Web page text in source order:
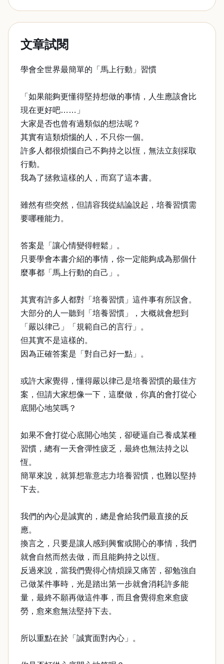
文章試閱
學會全世界最簡單的「馬上行動」習慣
「如果能夠更懂得堅持想做的事情，人生應該會比
現在更好吧……」
大家是否也曾有過類似的想法呢？
其實有這類煩惱的人，不只你一個。
許多人都很煩惱自己不夠持之以恆，無法立刻採取
行動。
我為了拯救這樣的人，而寫了這本書。
雖然有些突然，但請容我從結論說起，培養習慣需
要哪種能力。
答案是「讓心情變得輕鬆」。
只要學會本書介紹的事情，你一定能夠成為那個什
麼事都「馬上行動的自己」。
其實有許多人都對「培養習慣」這件事有所誤會。
大部分的人一聽到「培養習慣」，大概就會想到
「嚴以律己」「規範自己的言行」。
但其實不是這樣的。
因為正確答案是「對自己好一點」。
或許大家覺得，懂得嚴以律己是培養習慣的最佳方
案，但請大家想像一下，這麼做，你真的會打從心
底開心地笑嗎？
如果不會打從心底開心地笑，卻硬逼自己養成某種
習慣，總有一天會彈性疲乏，最終也無法持之以
恆。
簡單來說，就算想靠意志力培養習慣，也難以堅持
下去。
我們的內心是誠實的，總是會給我們最直接的反
應。
換言之，只要是讓人感到興奮或開心的事情，我們
就會自然而然去做，而且能夠持之以恆。
反過來說，當我們覺得心情煩躁又痛苦，卻勉強自
己做某件事時，光是踏出第一步就會消耗許多能
量，最終不願再做這件事，而且會覺得愈來愈疲
勞，愈來愈無法堅持下去。
所以重點在於「誠實面對內心」。